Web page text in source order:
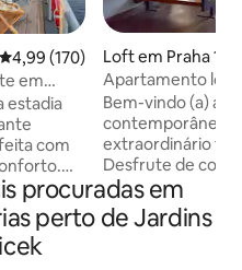
Classificação média de 4,99 em
4,99 (170)
em
estadia
com
Você
o
tentar
Loft em Praha 10
Apartamento loft
em casa
Bem-vindo (a) ao
contemporâneo
extraordinário
Desfrute de
retiro da
deslumbrante
tranquilo de
procuradas em
perto de Jardins